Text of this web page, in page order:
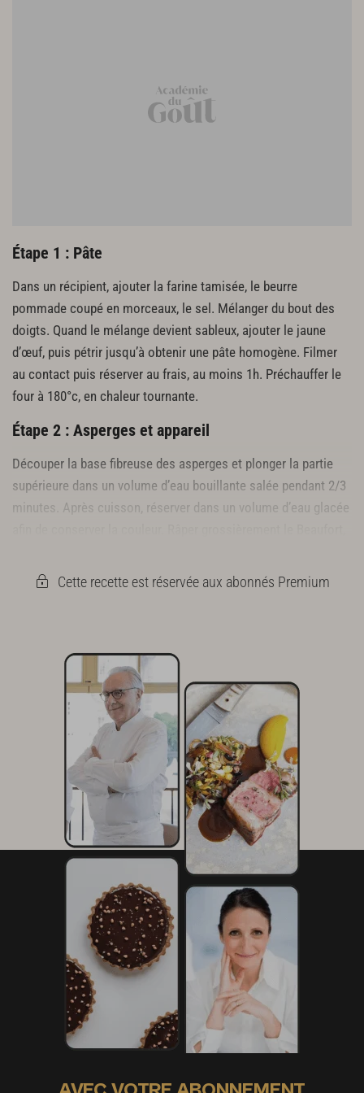
Étape 1 : Pâte
Dans un récipient, ajouter la farine tamisée, le beurre
pommade coupé en morceaux, le sel. Mélanger du bout des
doigts. Quand le mélange devient sableux, ajouter le jaune
d’œuf, puis pétrir jusqu’à obtenir une pâte homogène. Filmer
au contact puis réserver au frais, au moins 1h. Préchauffer le
four à 180°c, en chaleur tournante.
Étape 2 : Asperges et appareil
Découper la base fibreuse des asperges et plonger la partie
supérieure dans un volume d’eau bouillante salée pendant 2/3
minutes. Après cuisson, réserver dans un volume d’eau glacée
Cette recette est réservée aux abonnés Premium